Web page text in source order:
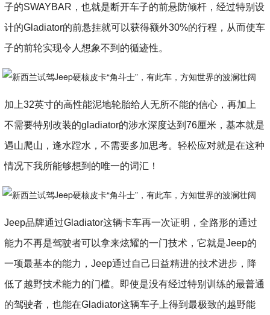
子的SWAYBAR，也就是断开车子的前悬防倾杆，经过特别设
计的Gladiator的前悬挂就可以获得额外30%的行程，从而使车
子的前轮实现令人想象不到的循迹性。
加上32英寸的高性能泥地轮胎给人无所不能的信心，再加上
不需要特别改装的gladiator的涉水深度达到76厘米，基本就是
遇山爬山，逢水蹚水，不需要多加思考。轻松应对就是在这种
情况下我所能够想到的唯一的词汇！
Jeep品牌通过Gladiator这辆卡车再一次证明，全路形的通过
能力不再是驾驶者可以拿来炫耀的一门技术，它就是Jeep的
一项最基本的能力，Jeep通过自己日益精进的技术进步，降
低了越野技术能力的门槛。即使是没有经过特别训练的最普通
的驾驶者，也能在Gladiator这辆车子上得到最极致的越野能